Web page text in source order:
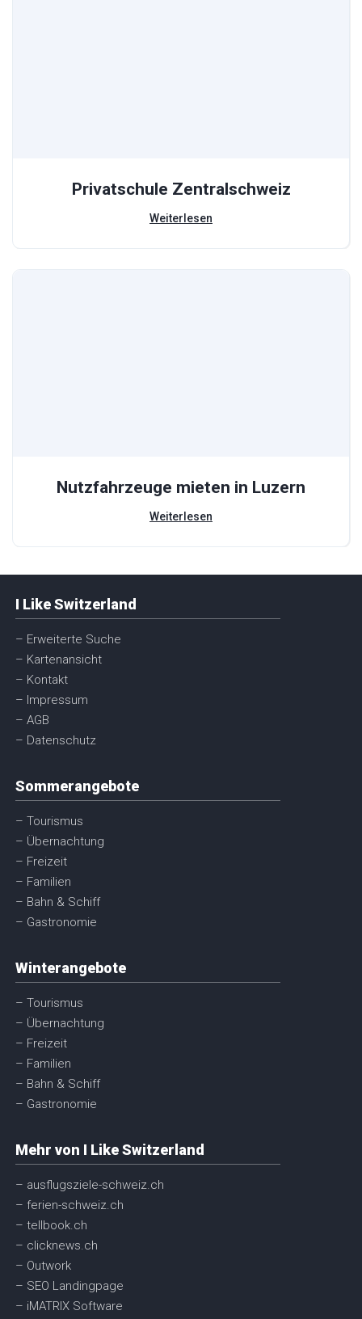
Privatschule Zentralschweiz
Weiterlesen
Nutzfahrzeuge mieten in Luzern
Weiterlesen
I Like Switzerland
– Erweiterte Suche
– Kartenansicht
– Kontakt
– Impressum
– AGB
– Datenschutz
Sommerangebote
– Tourismus
– Übernachtung
– Freizeit
– Familien
– Bahn & Schiff
– Gastronomie
Winterangebote
– Tourismus
– Übernachtung
– Freizeit
– Familien
– Bahn & Schiff
– Gastronomie
Mehr von I Like Switzerland
– ausflugsziele-schweiz.ch
– ferien-schweiz.ch
– tellbook.ch
– clicknews.ch
– Outwork
– SEO Landingpage
– iMATRIX Software